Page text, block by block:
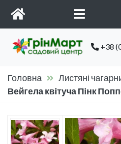
+38
Головна Листяні
Вейгела квітуча Пінк